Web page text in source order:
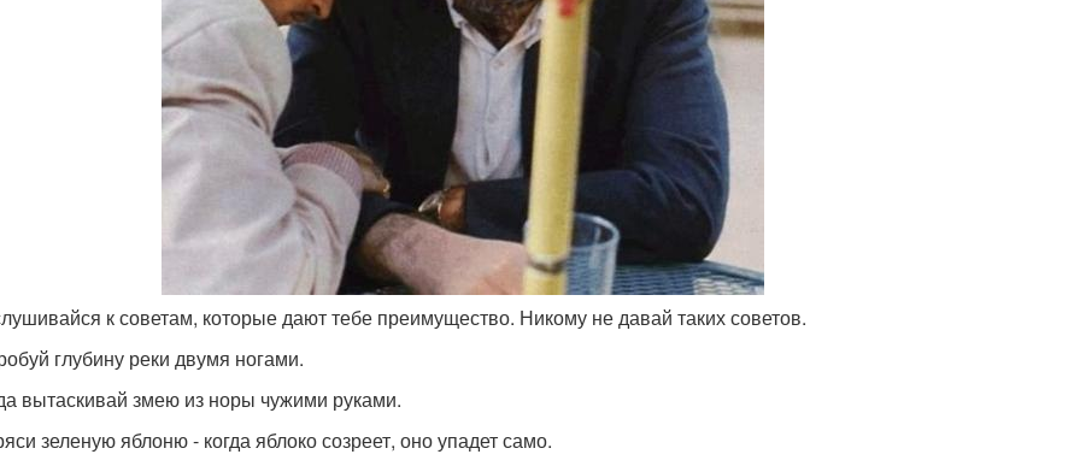
к советам, которые дают тебе преимущество. Никому не давай таких советов.
глубину реки двумя ногами.
вытаскивай змею из норы чужими руками.
зеленую яблоню - когда яблоко созреет, оно упадет само.